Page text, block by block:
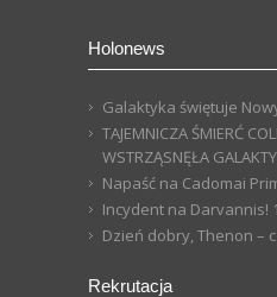
Holonews
Galaktyka świętuje
TAJEMNICZA ŚMIERĆ
WSTRZĄSNĘŁA
Napaść na Cadomai
Incydent na Darvannis!
Dzień dobry, Thenon –
Rekrutacja